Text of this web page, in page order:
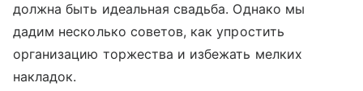
должна быть идеальная свадьба. Однако мы
дадим несколько советов, как упростить
организацию торжества и избежать мелких
накладок.